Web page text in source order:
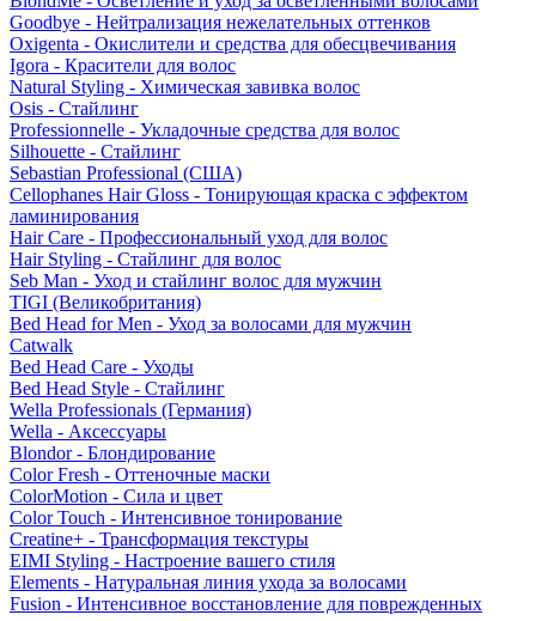
Goodbye - Нейтрализация нежелательных оттенков
Oxigenta - Окислители и средства для обесцвечивания
Igora - Красители для волос
Natural Styling - Химическая завивка волос
Osis - Стайлинг
Professionnelle - Укладочные средства для волос
Silhouette - Стайлинг
Sebastian Professional (США)
Cellophanes Hair Gloss - Тонирующая краска с эффектом
ламинирования
Hair Care - Профессиональный уход для волос
Hair Styling - Стайлинг для волос
Seb Man - Уход и стайлинг волос для мужчин
TIGI (Великобритания)
Bed Head for Men - Уход за волосами для мужчин
Catwalk
Bed Head Care - Уходы
Bed Head Style - Стайлинг
Wella Professionals (Германия)
Wella - Аксессуары
Blondor - Блондирование
Color Fresh - Оттеночные маски
ColorMotion - Сила и цвет
Color Touch - Интенсивное тонирование
Creatine+ - Трансформация текстуры
EIMI Styling - Настроение вашего стиля
Elements - Натуральная линия ухода за волосами
Fusion - Интенсивное восстановление для поврежденных